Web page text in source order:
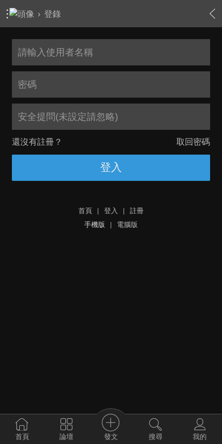
› 登錄
安全提問(未設定請忽略)
還沒有註冊？ 取回密碼
登入
首頁 | 登入 |
註冊
手機版
| 電腦版
首頁 論壇 發文 搜尋 我的